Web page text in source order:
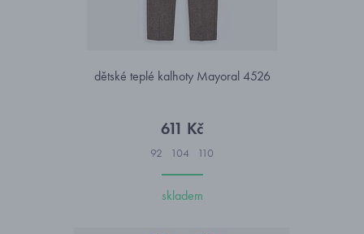
dětské teplé kalhoty Mayoral 4526
611 Kč
92 104 110
skladem